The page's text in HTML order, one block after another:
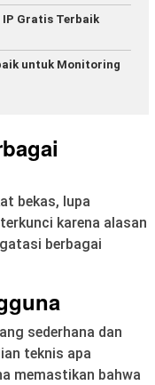
IP Gratis Terbaik
untuk Monitoring
bekas, lupa
karena alasan
berbagai
sederhana dan
teknis apa
memastikan bahwa